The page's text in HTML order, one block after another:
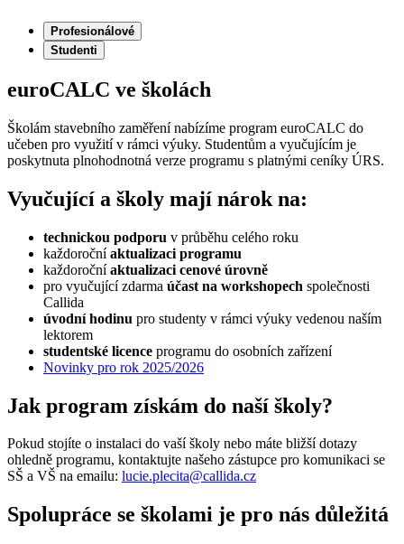
Profesionálové
Studenti
euroCALC ve školách
Školám stavebního zaměření nabízíme program euroCALC do
učeben pro využití v rámci výuky. Studentům a vyučujícím je
poskytnuta plnohodnotná verze programu s platnými ceníky ÚRS.
Vyučující a školy mají nárok na:
technickou podporu v průběhu celého roku
každoročníaktualizaci programu
každoročníaktualizaci cenové úrovně
pro vyučující zdarma účast na workshopech společnosti
Callida
úvodní hodinu pro studenty v rámci výuky vedenou naším
lektorem
studentské licence programu do osobních zařízení
Novinky pro rok 2025/2026
Jak program získám do naší školy?
Pokud stojíte o instalaci do vaší školy nebo máte bližší dotazy
ohledně programu, kontaktujte našeho zástupce pro komunikaci se
SŠ a VŠ na emailu: lucie.plecita@callida.cz
Spolupráce se školami je pro nás důležitá